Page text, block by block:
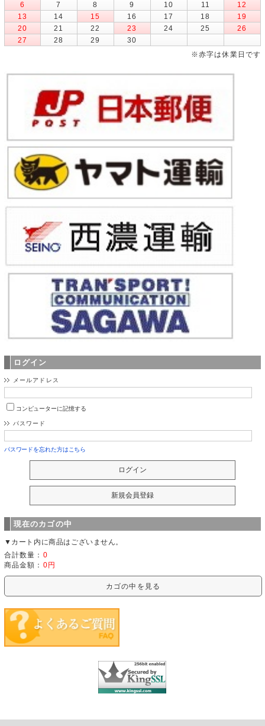
6
7 8 9 10 11
12
13
14 15 16 17 18
19
20
21 22 23 24 25
26
27
28 29
30
※赤字は休業日です
ログイン
メールアドレス
コンピューターに記憶する
パスワード
パスワードを忘れた方はこちら
現在のカゴの中
▼カート内に商品はございません。
合計数量： 0
商品金額： 0円
カゴの中を見る